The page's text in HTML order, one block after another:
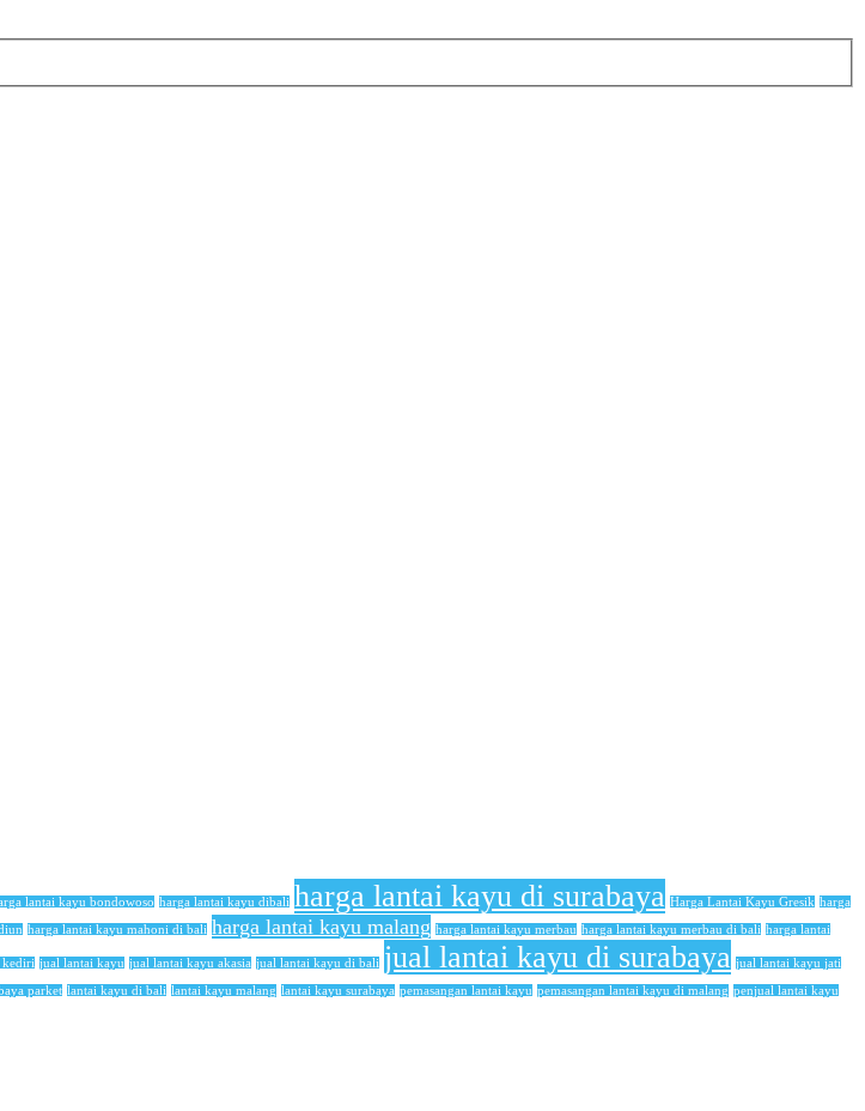
lantai kayu bondowoso harga lantai kayu dibali harga lantai kayu di surabaya Harga Lantai Kayu Gresik harga
harga lantai kayu mahoni di bali harga lantai kayu malang harga lantai kayu merbau harga lantai kayu merbau di bali harga lantai
kediri jual lantai kayu jual lantai kayu akasia jual lantai kayu di bali jual lantai kayu di surabaya jual lantai kayu jati
parket lantai kayu di bali lantai kayu malang lantai kayu surabaya pemasangan lantai kayu pemasangan lantai kayu di malang penjual lantai kayu